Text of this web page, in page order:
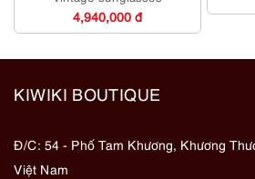
4,940,000 đ
KIWIKI BOUTIQUE
Đ/C: 54 - Phố Tam Khương, Khương
Việt Nam